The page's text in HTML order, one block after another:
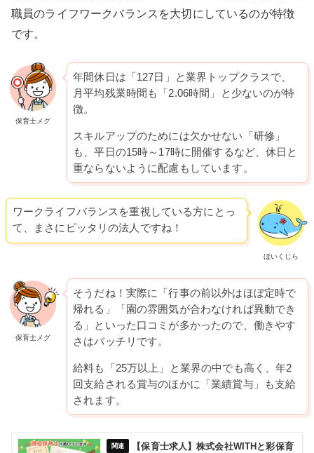
職員のライフワークバランスを大切にしているのが特徴
です。
保育士メグ
年間休日は「127日」と業界トップクラスで、
月平均残業時間も「2.06時間」と少ないのが特
徴。
スキルアップのためには欠かせない「研修」
も、平日の15時～17時に開催するなど、休日と
重ならないように配慮もしています。
ほいくじら
ワークライフバランスを重視している方にとっ
て、まさにピッタリの法人ですね！
保育士メグ
そうだね！実際に「行事の前以外はほぼ定時で
帰れる」「園の雰囲気が合わなければ異動でき
る」といった口コミが多かったので、働きやす
さはバッチリです。
給料も「25万以上」と業界の中でも高く、年2
回支給される賞与のほかに「業績賞与」も支給
されます。
【保育士求人】株式会社WITHと彩保育